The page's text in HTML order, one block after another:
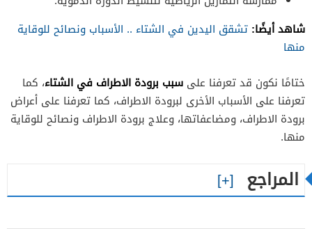
شاهد أيضًا: تشقق اليدين في الشتاء .. الأسباب ونصائح للوقاية
منها
ختامًا نكون قد تعرفنا على سبب برودة الاطراف في الشتاء، كما
تعرفنا على الأسباب الأخرى لبرودة الاطراف، كما تعرفنا على أعراض
برودة الاطراف، ومضاعفاتها، وعلاج برودة الاطراف ونصائح للوقاية
منها.
المراجع